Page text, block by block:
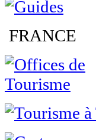
FRANCE